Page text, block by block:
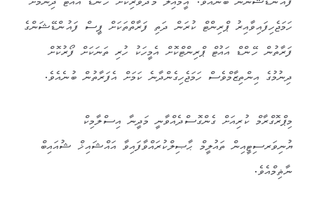
ހަމަޖެހިފައިވާއިރު ޕްރިންޓް ކުރަން ދަތި ފަރާތްތަކަށް ޕީސް ފައުންޑޭޝަންގެ
ފަރާތުން ހޭންޑް އައުޓް ޕްރިންޓްކޮށް އެމީހަކު ހުރި ތަނަކަށް ފޯރުކޮށް
ދިނުމުގެ އިންތިޒާމްވެސް ހަމަޖެހިގެންދާނެ ކަމަށް އެފަރާތުން ބުނެއެވެ.
މިޕްރޮގްރާމް ކުރިއަށް ގެންގޮސްދެއްވާނީ މަދީނާ އިސްލާމިކް
ޔުނިވަރސިޓީއިން ތައުލީމް ޙާޞިލްކުރައްވާފައިވާ އައްޝައިޚް ޝުއައިބް
ނާޡިމްއެވެ.